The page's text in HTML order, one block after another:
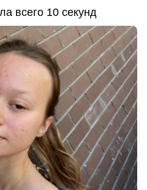
всего 10 секунд